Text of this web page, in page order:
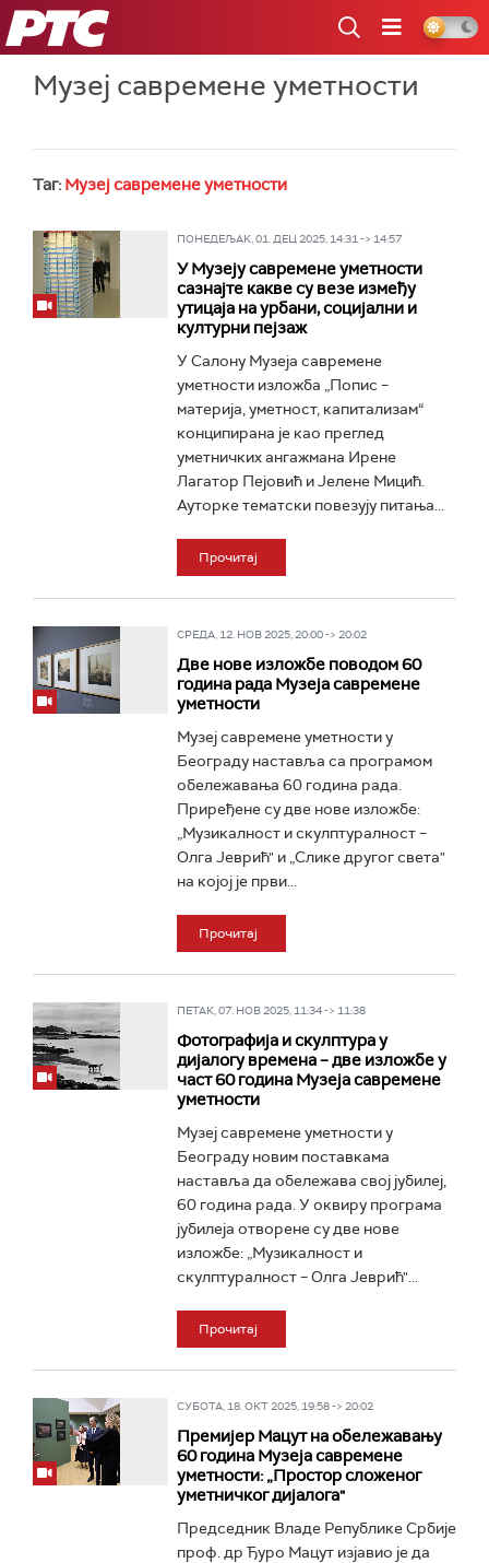
РТС
Музеј савремене уметности
Таг: Музеј савремене уметности
ПОНЕДЕЉАК, 01. ДЕЦ 2025, 14:31 -> 14:57
У Музеју савремене уметности
сазнајте какве су везе између
утицаја на урбани, социјални и
културни пејзаж
У Салону Музеја савремене
уметности изложба „Попис –
материја, уметност, капитализам“
конципирана је као преглед
уметничких ангажмана Ирене
Лагатор Пејовић и Јелене Мицић.
Ауторке тематски повезују питања...
Прочитај
СРЕДА, 12. НОВ 2025, 20:00 -> 20:02
Две нове изложбе поводом 60
година рада Музеја савремене
уметности
Музеј савремене уметности у
Београду наставља са програмом
обележавања 60 година рада.
Приређене су две нове изложбе:
„Музикалност и скулптуралност –
Олга Јеврић" и „Слике другог света"
на којој је први...
Прочитај
ПЕТАК, 07. НОВ 2025, 11:34 -> 11:38
Фотографија и скулптура у
дијалогу времена – две изложбе у
част 60 година Музеја савремене
уметности
Музеј савремене уметности у
Београду новим поставкама
наставља да обележава свој јубилеј,
60 година рада. У оквиру програма
јубилеја отворене су две нове
изложбе: „Музикалност и
скулптуралност – Олга Јеврић"...
Прочитај
СУБОТА, 18. ОКТ 2025, 19:58 -> 20:02
Премијер Мацут на обележавању
60 година Музеја савремене
уметности: „Простор сложеног
уметничког дијалога"
Председник Владе Републике Србије
проф. др Ђуро Мацут изјавио је да